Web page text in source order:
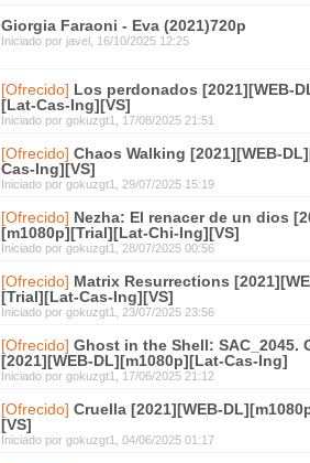
Giorgia Faraoni - Eva (2021)720p
Iniciado por javel , 16/10/2025 12:25
[Ofrecido] Los perdonados [2021][WEB-
[Lat-Cas-Ing][VS]
Iniciado por gokuzgt1 , 17/08/2025 21:51
[Ofrecido] Chaos Walking [2021][WEB-
Cas-Ing][VS]
Iniciado por gokuzgt1 , 29/07/2025 15:19
[Ofrecido] Nezha: El renacer de un dios
[m1080p][Trial][Lat-Chi-Ing][VS]
Iniciado por gokuzgt1 , 28/07/2025 00:56
[Ofrecido] Matrix Resurrections
[Trial][Lat-Cas-Ing][VS]
Iniciado por gokuzgt1 , 23/07/2025 23:56
[Ofrecido] Ghost in the Shell: SAC_2045.
[2021][WEB-DL][m1080p][Lat-Cas-Ing]
Iniciado por gokuzgt1 , 17/06/2025 21:12
[Ofrecido] Cruella [2021][WEB-
[VS]
Iniciado por gokuzgt1 , 04/06/2025 01:17